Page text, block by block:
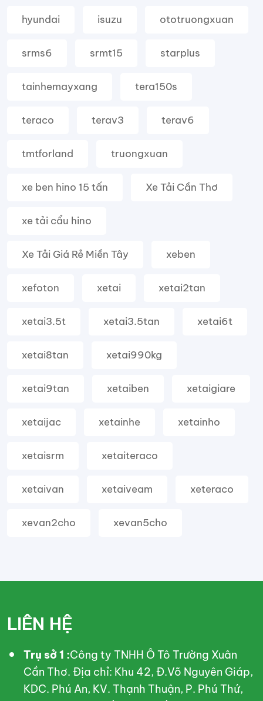
hyundai isuzu ototruongxuan
srms6 srmt15 starplus
tainhemayxang tera150s
teraco terav3 terav6
tmtforland truongxuan
xe ben hino 15 tấn Xe Tải Cần Thơ
xe tải cẩu hino
Xe Tải Giá Rẻ Miền Tây xeben
xefoton xetai xetai2tan
xetai3.5t xetai3.5tan xetai6t
xetai8tan xetai990kg
xetai9tan xetaiben xetaigiare
xetaijac xetainhe xetainho
xetaisrm xetaiteraco
xetaivan xetaiveam xeteraco
xevan2cho xevan5cho
LIÊN HỆ
Trụ sở 1 :Công ty TNHH Ô Tô Trường Xuân
Cần Thơ. Địa chỉ: Khu 42, Đ.Võ Nguyên Giáp,
KDC. Phú An, KV. Thạnh Thuận, P. Phú Thứ,